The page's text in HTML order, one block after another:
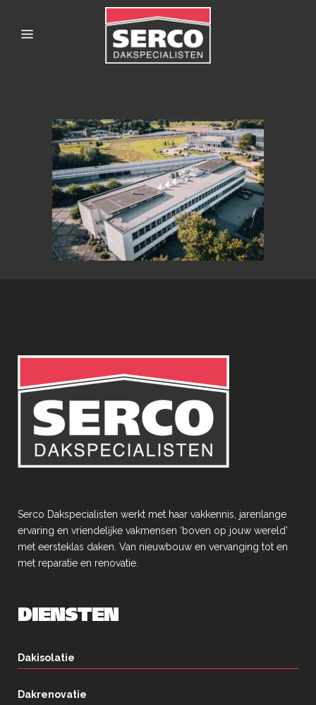
Serco Dakspecialisten werkt met haar vakkennis, jarenlange
ervaring en vriendelĳke vakmensen ‘boven op jouw wereld’
met eersteklas daken. Van nieuwbouw en vervanging tot en
met reparatie en renovatie.
DIENSTEN
Dakisolatie
Dakrenovatie